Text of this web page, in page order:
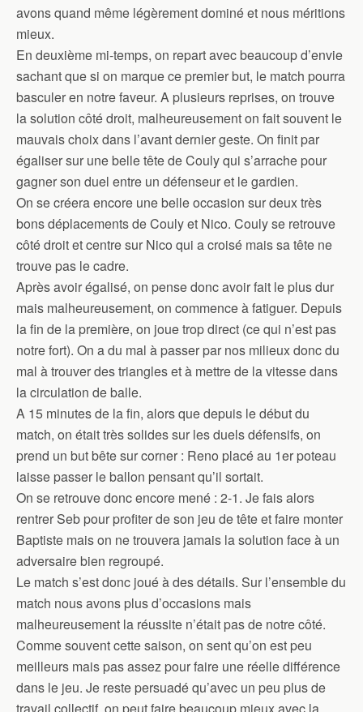
avons quand même légèrement dominé et nous méritions
mieux.
En deuxième mi-temps, on repart avec beaucoup d’envie
sachant que si on marque ce premier but, le match pourra
basculer en notre faveur. A plusieurs reprises, on trouve
la solution côté droit, malheureusement on fait souvent le
mauvais choix dans l’avant dernier geste. On finit par
égaliser sur une belle tête de Couly qui s’arrache pour
gagner son duel entre un défenseur et le gardien.
On se créera encore une belle occasion sur deux très
bons déplacements de Couly et Nico. Couly se retrouve
côté droit et centre sur Nico qui a croisé mais sa tête ne
trouve pas le cadre.
Après avoir égalisé, on pense donc avoir fait le plus dur
mais malheureusement, on commence à fatiguer. Depuis
la fin de la première, on joue trop direct (ce qui n’est pas
notre fort). On a du mal à passer par nos milieux donc du
mal à trouver des triangles et à mettre de la vitesse dans
la circulation de balle.
A 15 minutes de la fin, alors que depuis le début du
match, on était très solides sur les duels défensifs, on
prend un but bête sur corner : Reno placé au 1er poteau
laisse passer le ballon pensant qu’il sortait.
On se retrouve donc encore mené : 2-1. Je fais alors
rentrer Seb pour profiter de son jeu de tête et faire monter
Baptiste mais on ne trouvera jamais la solution face à un
adversaire bien regroupé.
Le match s’est donc joué à des détails. Sur l’ensemble du
match nous avons plus d’occasions mais
malheureusement la réussite n’était pas de notre côté.
Comme souvent cette saison, on sent qu’on est peu
meilleurs mais pas assez pour faire une réelle différence
dans le jeu. Je reste persuadé qu’avec un peu plus de